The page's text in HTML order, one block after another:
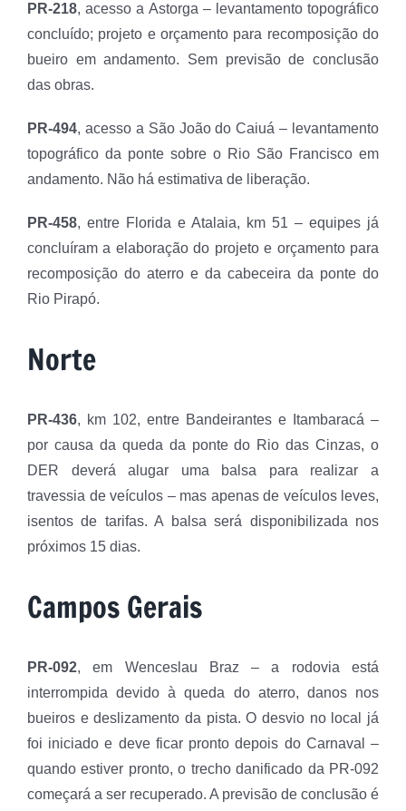
PR-218, acesso a Astorga – levantamento topográfico
concluído; projeto e orçamento para recomposição do
bueiro em andamento. Sem previsão de conclusão
das obras.
PR-494, acesso a São João do Caiuá – levantamento
topográfico da ponte sobre o Rio São Francisco em
andamento. Não há estimativa de liberação.
PR-458, entre Florida e Atalaia, km 51 – equipes já
concluíram a elaboração do projeto e orçamento para
recomposição do aterro e da cabeceira da ponte do
Rio Pirapó.
Norte
PR-436, km 102, entre Bandeirantes e Itambaracá –
por causa da queda da ponte do Rio das Cinzas, o
DER deverá alugar uma balsa para realizar a
travessia de veículos – mas apenas de veículos leves,
isentos de tarifas. A balsa será disponibilizada nos
próximos 15 dias.
Campos Gerais
PR-092, em Wenceslau Braz – a rodovia está
interrompida devido à queda do aterro, danos nos
bueiros e deslizamento da pista. O desvio no local já
foi iniciado e deve ficar pronto depois do Carnaval –
quando estiver pronto, o trecho danificado da PR-092
começará a ser recuperado. A previsão de conclusão é